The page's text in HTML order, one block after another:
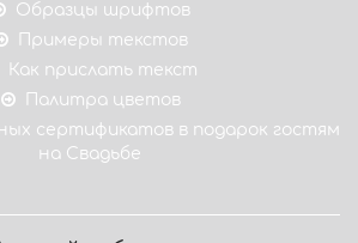
Образцы шрифтов
Примеры текстов
Как прислать текст
Палитра цветов
сертификатов в подарок гостям
на Свадьбе